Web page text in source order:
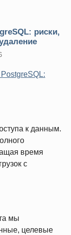
риски,
к данным.
время
с
мы
целевые